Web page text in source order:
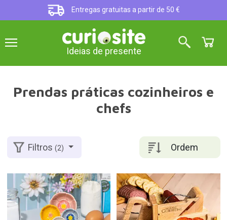
Entregas gratuitas a partir de 50 €
Ideias de presente
Prendas práticas cozinheiros e
chefs
Ordem
Filtros(2)